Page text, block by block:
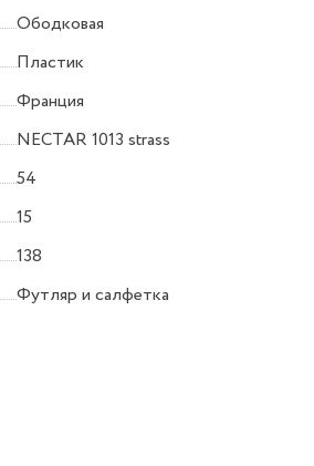
Ободковая
Пластик
Франция
NECTAR 1013 strass
54
15
138
Футляр и салфетка